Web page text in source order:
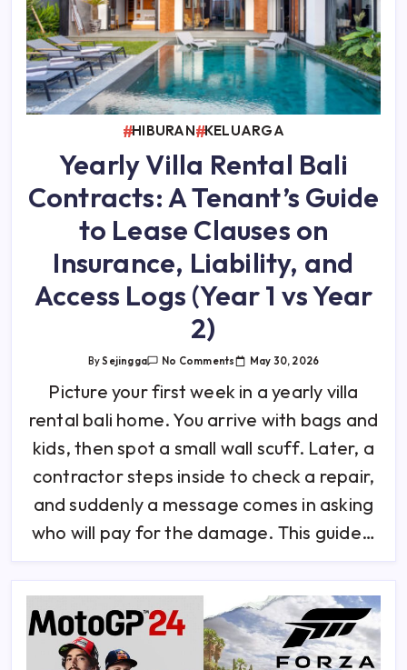
HIBURAN KELUARGA
Yearly Villa Rental Bali
Contracts: A Tenant’s Guide
to Lease Clauses on
Insurance, Liability, and
Access Logs (Year 1 vs Year
2)
BySejingga No CommentsOn
Villa
Rental
Contracts:
A
Tenant’s
Guide
Lease
On
Insurance,
And
Year
2)
May 30, 2026
Picture your first week in a yearly villa
rental bali home. You arrive with bags and
kids, then spot a small wall scuff. Later, a
contractor steps inside to check a repair,
and suddenly a message comes in asking
who will pay for the damage. This guide…